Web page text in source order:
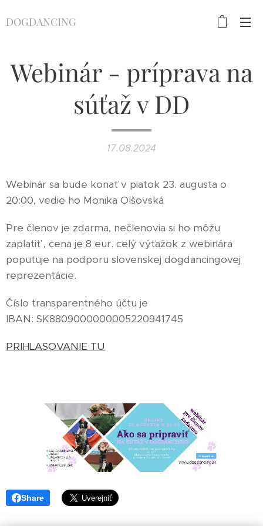
DOGDANCING
Webinár - príprava na
súťaž v DD
17.08.2024
Webinár sa bude konať v piatok 23. augusta o
20:00, vedie ho Monika Olšovská
Pre členov je zdarma, nečlenovia si ho môžu
zaplatiť , cena je 8 eur. celý výťažok z webinára
poputuje na podporu slovenskej dogdancingovej
reprezentácie.
Číslo transparentného účtu je
IBAN: SK8809000000005220941745
PRIHLASOVANIE TU
Share